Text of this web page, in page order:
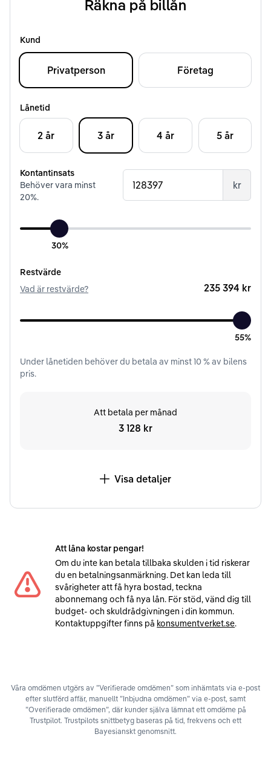
Räkna på billån
Kund
Privatperson Företag
Lånetid
2 år 3 år 4 år 5 år
Kontantinsats
Behöver vara minst
20%.
kr
30%
Restvärde
Vad är restvärde?
235 394 kr
55%
Under lånetiden behöver du betala av minst10% av bilens
pris.
Att betala per månad
3 128 kr
Visa detaljer
Att låna kostar pengar!
Om du inte kan betala tillbaka skulden i tid riskerar
du en betalningsanmärkning. Det kan leda till
svårigheter att få hyra bostad, teckna
abonnemang och få nya lån. För stöd, vänd dig till
budget- och skuldrådgivningen i din kommun.
Kontaktuppgifter finns på konsumentverket.se.
Våra omdömen utgörs av ”Verifierade omdömen” som inhämtats via e-post
efter slutförd affär, manuellt ”Inbjudna omdömen” via e-post, samt
”Overifierade omdömen”, där kunder själva lämnat ett omdöme på
Trustpilot. Trustpilots snittbetyg baseras på tid, frekvens och ett
Bayesianskt genomsnitt.